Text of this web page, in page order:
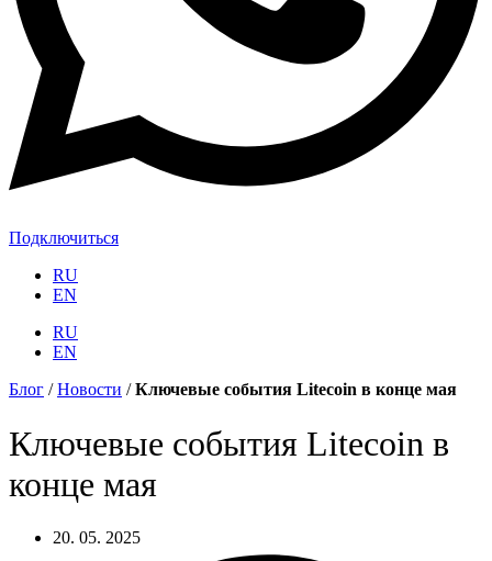
Подключиться
RU
EN
RU
EN
Блог /Новости /Ключевые события Litecoin в конце мая
Ключевые события Litecoin в
конце мая
20. 05. 2025